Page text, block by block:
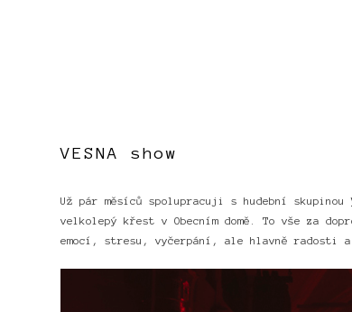
VESNA show
Už pár měsíců spolupracuji s hudební skupinou
velkolepý křest v Obecním domě. To vše za
emocí, stresu, vyčerpání, ale hlavně radosti